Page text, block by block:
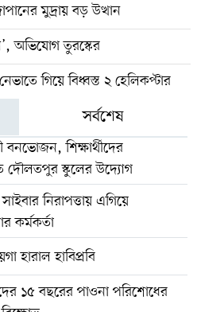
মুদ্রায় বড় উত্থান
অভিযোগ তুরস্কের
গিয়ে বিধ্বস্ত ২ হেলিকপ্টার
সর্বশেষ
বনভোজন, শিক্ষার্থীদের
দৌলতপুর স্কুলের উদ্যোগ
নিরাপত্তায় এগিয়ে
কর্মকর্তা
হারাল হাবিপ্রবি
১৫ বছরের পাওনা পরিশোধের